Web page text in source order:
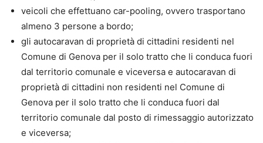
veicoli che effettuano car-pooling, ovvero trasportano
almeno 3 persone a bordo;
gli autocaravan di proprietà di cittadini residenti nel
Comune di Genova per il solo tratto che li conduca fuori
dal territorio comunale e viceversa e autocaravan di
proprietà di cittadini non residenti nel Comune di
Genova per il solo tratto che li conduca fuori dal
territorio comunale dal posto di rimessaggio autorizzato
e viceversa;